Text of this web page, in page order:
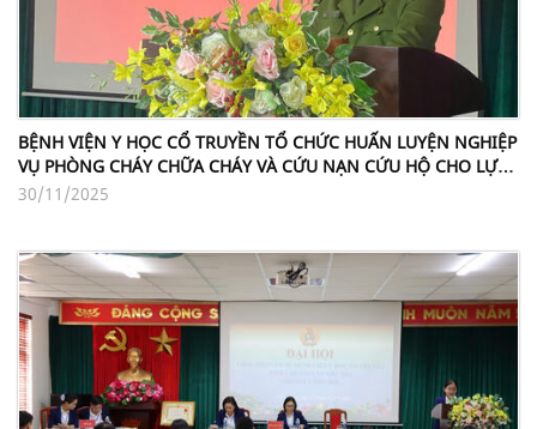
BỆNH VIỆN Y HỌC CỔ TRUYỀN TỔ CHỨC HUẤN LUYỆN NGHIỆP
VỤ PHÒNG CHÁY CHỮA CHÁY VÀ CỨU NẠN CỨU HỘ CHO LỰC
LƯỢNG CƠ SỞ
30/11/2025